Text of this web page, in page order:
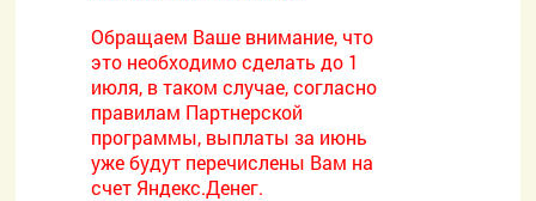
Обращаем Ваше внимание, что
это необходимо сделать до 1
июля, в таком случае, согласно
правилам Партнерской
программы, выплаты за июнь
уже будут перечислены Вам на
счет Яндекс.Денег.